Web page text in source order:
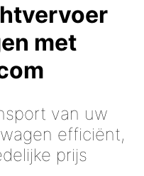
met
van uw
efficiënt,
prijs